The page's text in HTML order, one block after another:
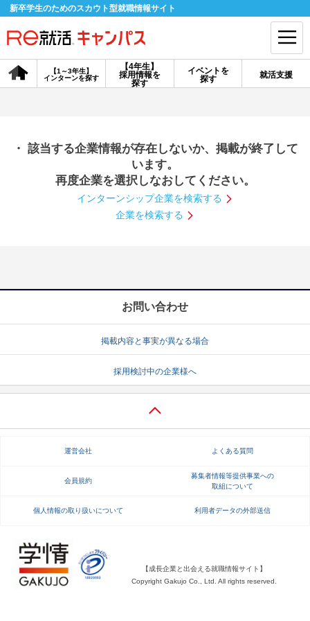
新卒学生のためのスカウト型就職情報サイト
【4年生】
採用情報を
探す
【1～3年生】
インターンを探す
イベントを
探す
就活支援
会員登録 ログイン
探す
【4年生】
説明会を探す
インターンを探す
就活ノウハウ・サポート
就活支援
就活ノウハウが満載！ お役立ち記事・相談室など
適職診断 就活チャンネル
・ 該当する企業情報が存在しないか、掲載が終了して
います。
再度企業を選択しなおしてください。
インターンシップ企業を検索する
企業を検索する
お問い合わせ
掲載内容と事実が異なる場合
採用検討中の企業様へ
運営会社 よくある質問
会員規約
募集者情報等提供事業への
取組について
個人情報の取り扱いについて 利用者データの外部送信
【成長企業と出会える就職情報サイト】
Copyright Gakujo Co., Ltd. All rights reserved.